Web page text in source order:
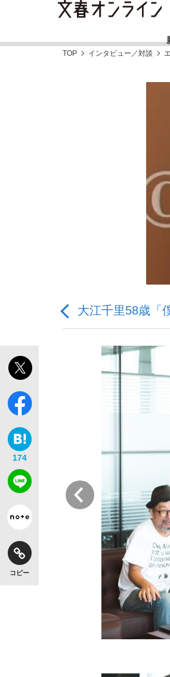
「90%は失敗す
「敗因分析は一切
「目標達成でき
キングの誕生を、
TOP インタビュー／対談
大江千里58歳「
174
コピー